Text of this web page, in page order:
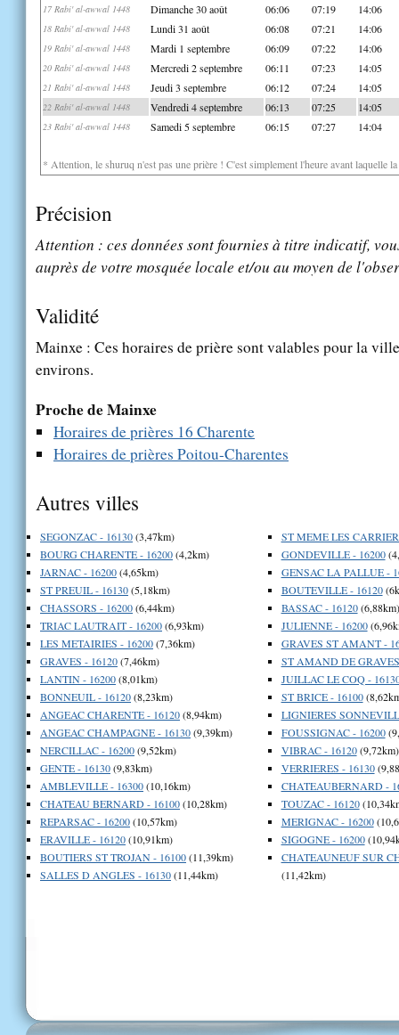
17 Rabi' al-awwal 1448 Dimanche 30 août 06:06 07:19 14:06
18 Rabi' al-awwal 1448 Lundi 31 août 06:08 07:21 14:06
19 Rabi' al-awwal 1448 Mardi 1 septembre 06:09 07:22 14:06
20 Rabi' al-awwal 1448 Mercredi 2 septembre 06:11 07:23 14:05
21 Rabi' al-awwal 1448 Jeudi 3 septembre 06:12 07:24 14:05
22 Rabi' al-awwal 1448 Vendredi 4 septembre 06:13 07:25 14:05
23 Rabi' al-awwal 1448 Samedi 5 septembre 06:15 07:27 14:04
* Attention, le shuruq n'est pas une prière ! C'est simplement l'heure avant laquelle
Précision
Attention : ces données sont fournies à titre indicatif,
auprès de votre mosquée locale et/ou au moyen de
Validité
Mainxe : Ces horaires de prière sont valables pour la
environs.
Proche de Mainxe
Horaires de prières 16 Charente
Horaires de prières Poitou-Charentes
Autres villes
SEGONZAC - 16130(3,47km)
BOURG CHARENTE - 16200(4,2km)
JARNAC - 16200(4,65km)
ST PREUIL - 16130(5,18km)
CHASSORS - 16200(6,44km)
TRIAC LAUTRAIT - 16200(6,93km)
LES METAIRIES - 16200(7,36km)
GRAVES - 16120(7,46km)
LANTIN - 16200(8,01km)
BONNEUIL - 16120(8,23km)
ANGEAC CHARENTE - 16120(8,94km)
ANGEAC CHAMPAGNE - 16130(9,39km)
NERCILLAC - 16200(9,52km)
GENTE - 16130(9,83km)
AMBLEVILLE - 16300(10,16km)
CHATEAU BERNARD - 16100(10,28km)
REPARSAC - 16200(10,57km)
ERAVILLE - 16120(10,91km)
BOUTIERS ST TROJAN - 16100(11,39km)
SALLES D ANGLES - 16130(11,44km)
ST MEME LES
GONDEVILLE - 16200
GENSAC LA PALLUE -
BOUTEVILLE - 16120
BASSAC - 16120(6,88km)
JULIENNE - 16200
GRAVES ST AMANT -
ST AMAND DE
JUILLAC LE COQ -
ST BRICE - 16100
LIGNIERES
FOUSSIGNAC - 16200
VIBRAC - 16120(9,72km)
VERRIERES - 16130
CHATEAUBERNARD -
TOUZAC - 16120
MERIGNAC - 16200
SIGOGNE - 16200
CHATEAUNEUF SUR
(11,42km)